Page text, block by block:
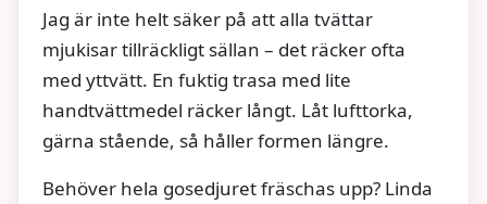
Jag är inte helt säker på att alla tvättar
mjukisar tillräckligt sällan – det räcker ofta
med yttvätt. En fuktig trasa med lite
handtvättmedel räcker långt. Låt lufttorka,
gärna stående, så håller formen längre.
Behöver hela gosedjuret fräschas upp? Linda